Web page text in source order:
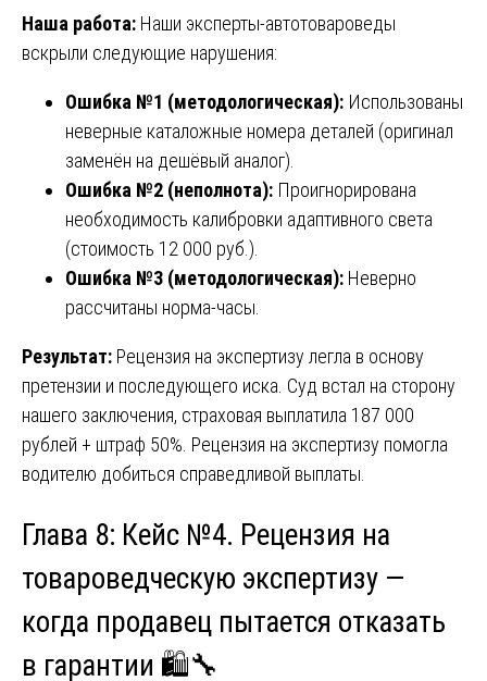
Наша работа: Наши эксперты-автотовароведы
вскрыли следующие нарушения:
Ошибка №1 (методологическая): Использованы
неверные каталожные номера деталей (оригинал
заменён на дешёвый аналог).
Ошибка №2 (неполнота): Проигнорирована
необходимость калибровки адаптивного света
(стоимость 12 000 руб.).
Ошибка №3 (методологическая): Неверно
рассчитаны норма-часы.
Результат: Рецензия на экспертизу легла в основу
претензии и последующего иска. Суд встал на сторону
нашего заключения, страховая выплатила 187 000
рублей + штраф 50%. Рецензия на экспертизу помогла
водителю добиться справедливой выплаты.
Глава 8: Кейс №4. Рецензия на
товароведческую экспертизу —
когда продавец пытается отказать
в гарантии 🛍️🔧